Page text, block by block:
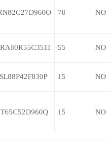
70 NO
55 NO
15 NO
15 NO